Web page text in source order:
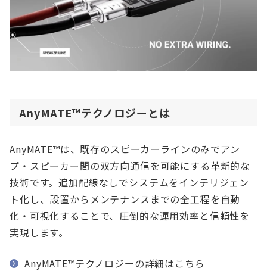
AnyMATE™テクノロジーとは
AnyMATE™は、既存のスピーカーラインのみでアン
プ・スピーカー間の双方向通信を可能にする革新的な
技術です。追加配線なしでシステムをインテリジェン
ト化し、設置からメンテナンスまでの全工程を自動
化・可視化することで、圧倒的な運用効率と信頼性を
実現します。
AnyMATE™テクノロジーの詳細はこちら